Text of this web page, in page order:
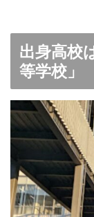
出身高校
等学校」